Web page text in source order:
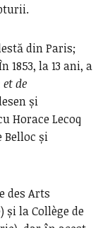
din Paris;
la 13 ani, a
et de
și
Horace Lecoq
Belloc și
des Arts
și la Collège de